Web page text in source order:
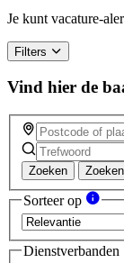
a
ignore
this
field
Je kunt vacature-
Filters
Vind hier de
Zoeken Zoeken
Sorteer op
Dienstverbanden